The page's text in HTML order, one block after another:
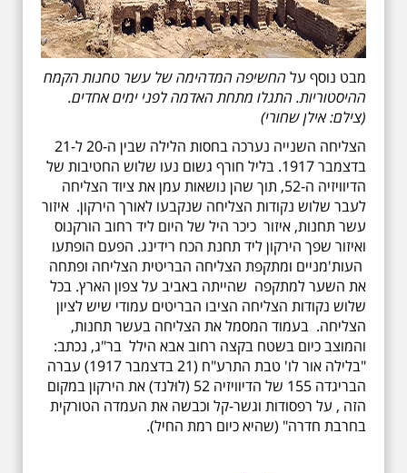
מבט נוסף על החשיפה המדהימה של עשר טחנות הקמח
ההיסטוריות. התגלו מתחת האדמה לפני ימים אחדים.
(צילם: אילן שחורי)
הצליחה השנייה נערכה בחסות הלילה שבין ה-20 ל-21
בדצמבר 1917. בליל חורף גשום נעו שלוש החטיבות של
הדיוויזיה ה-52, תוך שהן נושאות עמן את ציוד הצליחה
לעבר שלוש נקודות הצליחה שנקבעו לאורך הירקון. איזור
עשר תחנות, איזור כיכר היל של היום ליד רחוב הורקנוס
ואיזור שפך הירקון ליד תחנת הכח רידינג. הפעם הופתעו
העות'מניים ומתקפת הצליחה הבריטית הצליחה ופתחה
את השער למתקפה שהייתה באביב על צפון הארץ. בכל
שלוש נקודות הצליחה הציבו הבריטים עמודי שיש לציון
הצליחה. בעמוד המסמל את הצליחה בעשר תחנות,
והמוצב כיום בשטח בקצה רחוב אבא הילל בר"ג, נכתב:
"בלילה אור לו' טבת התרע"ח (21 בדצמבר 1917) עברה
הבריגדה 155 של הדיוויזיה 52 (לוּ‏לנד) את הירקון במקום
הזה , על רפסודות וגשר-קל וכבשה את העמדה הטורקית
בחרבת חדרה" (שהיא כיום רמת החיל).